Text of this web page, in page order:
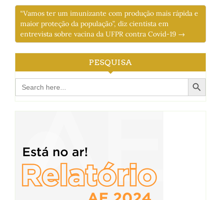
“Vamos ter um imunizante com produção mais rápida e
maior proteção da população”, diz cientista em
entrevista sobre vacina da UFPR contra Covid-19 →
PESQUISA
Search
for:
Search Button